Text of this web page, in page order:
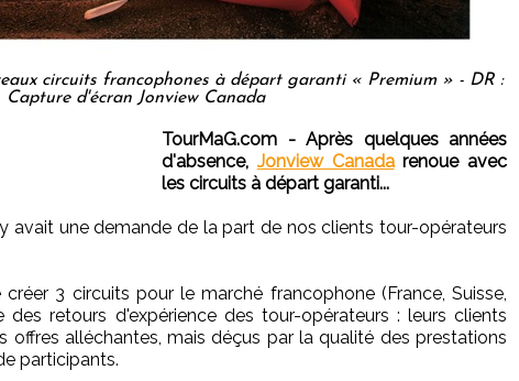
circuits francophones à départ garanti « Premium » - DR :
Capture d'écran Jonview Canada
TourMaG.com - Après quelques années
d'absence, Jonview Canada renoue avec
les circuits à départ garanti...
avait une demande de la part de nos clients tour-opérateurs
3 circuits pour le marché francophone (France, Suisse,
retours d'expérience des tour-opérateurs : leurs clients
offres alléchantes, mais déçus par la qualité des prestations
participants.